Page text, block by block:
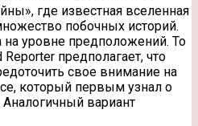
где известная вселенная
побочных историй.
на уровне предположений. То
предполагает, что
свое внимание на
который первым узнал о
вариант